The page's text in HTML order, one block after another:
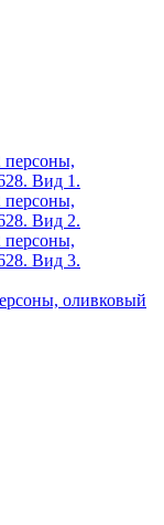
оливковый